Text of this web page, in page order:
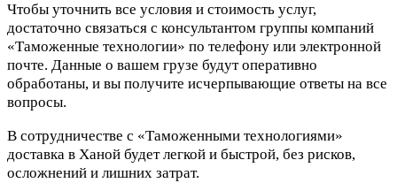
Чтобы уточнить все условия и стоимость услуг,
достаточно связаться с консультантом группы компаний
«Таможенные технологии» по телефону или электронной
почте. Данные о вашем грузе будут оперативно
обработаны, и вы получите исчерпывающие ответы на все
вопросы.
В сотрудничестве с «Таможенными технологиями»
доставка в Ханой будет легкой и быстрой, без рисков,
осложнений и лишних затрат.